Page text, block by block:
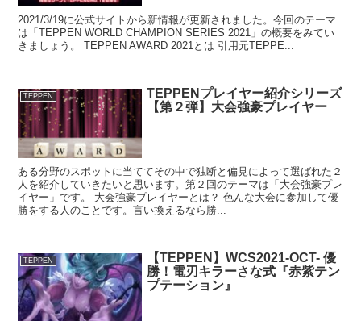
2021/3/19に公式サイトから新情報が更新されました。今回のテーマ
は「TEPPEN WORLD CHAMPION SERIES 2021」の概要をみてい
きましょう。 TEPPEN AWARD 2021とは 引用元TEPPE...
TEPPEN
TEPPENプレイヤー紹介シリーズ
【第２弾】大会強豪プレイヤー
ある分野のスポットに当ててその中で独断と偏見によって選ばれた２
人を紹介していきたいと思います。第２回のテーマは「大会強豪プレ
イヤー」です。 大会強豪プレイヤーとは？ 色んな大会に参加して優
勝をする人のことです。言い換えるなら勝...
TEPPEN
【TEPPEN】WCS2021-OCT- 優
勝！電刃キラーさな式『赤紫テン
プテーション』